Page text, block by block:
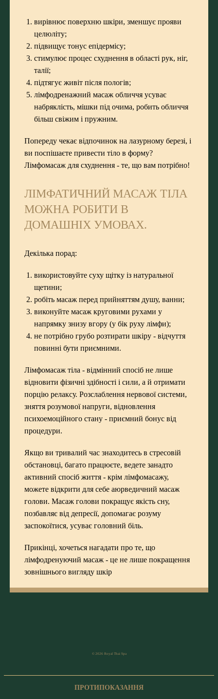
вирівнює поверхню шкіри, зменшує прояви
целюліту;
підвищує тонус епідермісу;
стимулює процес схуднення в області рук, ніг,
талії;
підтягує живіт після пологів;
лімфодренажний масаж обличчя усуває
набряклість, мішки під очима, робить обличчя
більш свіжим і пружним.
Попереду чекає відпочинок на лазурному березі, і
ви поспішаєте привести тіло в форму?
Лімфомасаж для схуднення - те, що вам потрібно!
ЛІМФАТИЧНИЙ МАСАЖ ТІЛА
МОЖНА РОБИТИ В
ДОМАШНІХ УМОВАХ.
Декілька порад:
використовуйте суху щітку із натуральної
щетини;
робіть масаж перед прийняттям душу, ванни;
виконуйте масаж круговими рухами у
напрямку знизу вгору (у бік руху лімфи);
не потрібно грубо розтирати шкіру - відчуття
повинні бути приємними.
Лімфомасаж тіла - відмінний спосіб не лише
відновити фізичні здібності і сили, а й отримати
порцію релаксу. Розслаблення нервової системи,
зняття розумової напруги, відновлення
психоемоційного стану - приємний бонус від
процедури.
Якщо ви тривалий час знаходитесь в стресовій
обстановці, багато працюєте, ведете занадто
активний спосіб життя - крім лімфомасажу,
можете відкрити для себе аюрведичний масаж
голови. Масаж голови покращує якість сну,
позбавляє від депресії, допомагає розуму
заспокоїтися, усуває головний біль.
Прикінці, хочеться нагадати про те, що
лімфодренуючий масаж - це не лише покращення
зовнішнього вигляду шкір
© 2026 Royal Thai Spa
ПРОТИПОКАЗАННЯ